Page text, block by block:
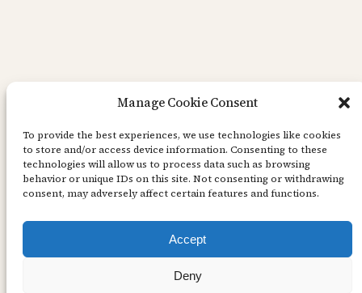
Manage Cookie Consent
To provide the best experiences, we use technologies like cookies
to store and/or access device information. Consenting to these
technologies will allow us to process data such as browsing
behavior or unique IDs on this site. Not consenting or withdrawing
consent, may adversely affect certain features and functions.
Accept
Deny